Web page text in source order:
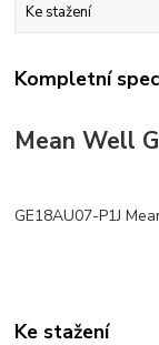
Ke stažení
Kompletní
Mean Well
GE18AU07-P1J
Ke stažení